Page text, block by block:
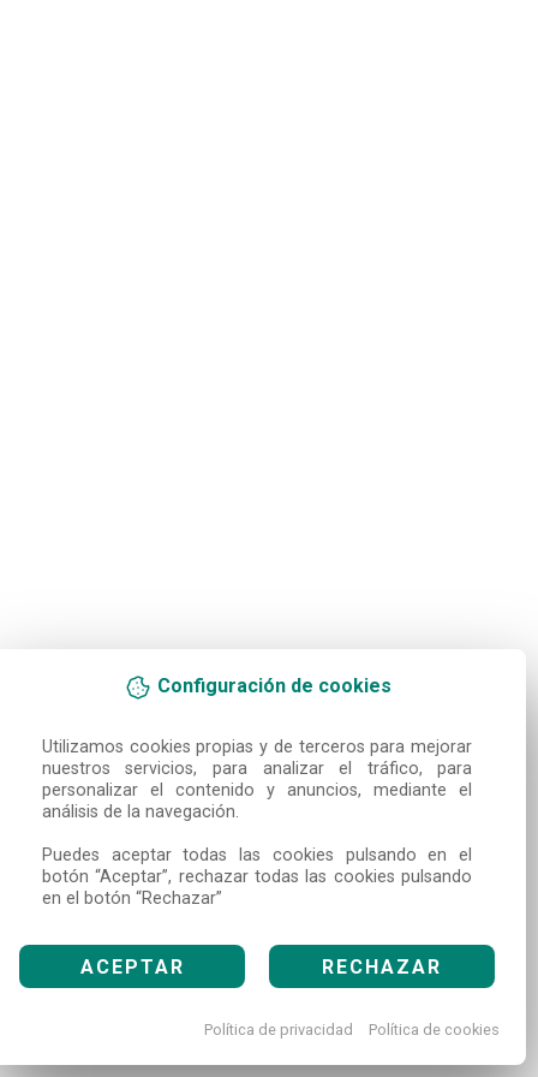
Configuración de cookies
Utilizamos cookies propias y de terceros para mejorar
nuestros servicios, para analizar el tráfico, para
personalizar el contenido y anuncios, mediante el
análisis de la navegación.
Puedes aceptar todas las cookies pulsando en el
botón “Aceptar”, rechazar todas las cookies pulsando
en el botón “Rechazar”
ACEPTAR RECHAZAR
Política de privacidad Política de cookies